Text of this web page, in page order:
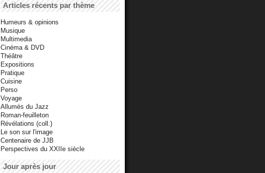
Articles récents par thème
Humeurs & opinions
Musique
Multimedia
Cinéma & DVD
Théâtre
Expositions
Pratique
Cuisine
Perso
Voyage
Allumés du Jazz
Roman-feuilleton
Révélations (coll.)
Le son sur l'image
Centenaire de JJB
Perspectives du XXIIe siècle
Jour après jour